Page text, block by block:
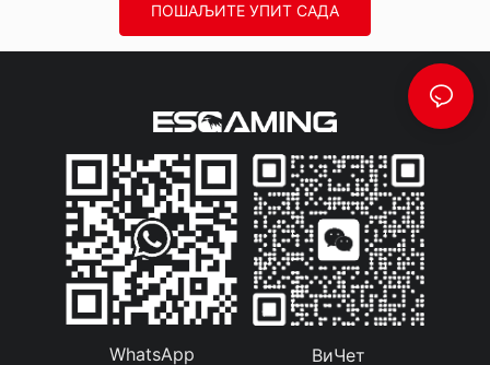
ПОШАЉИТЕ УПИТ САДА
WhatsApp ВиЧет